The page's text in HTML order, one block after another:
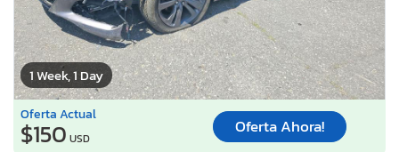
1 Week, 1 Day
Oferta Actual
$150 USD
Oferta Ahora!